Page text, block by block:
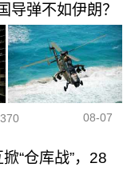
导弹不如伊朗？
08-07
“仓库战”，28